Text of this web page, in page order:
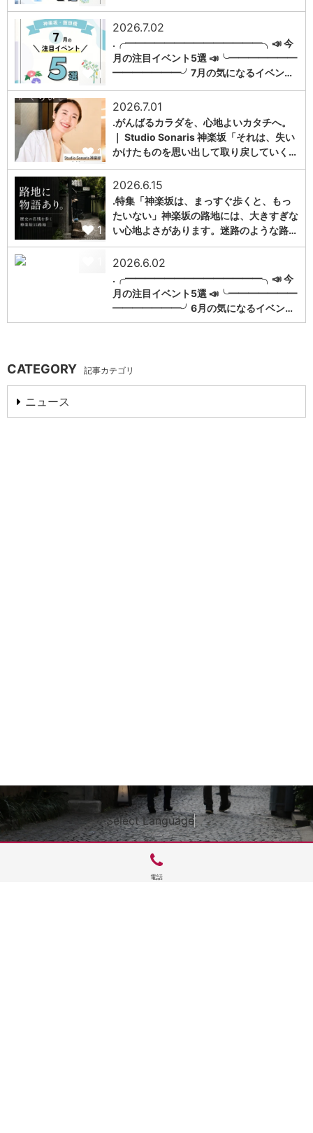
1
2026.7.02
.╭━━━━━━━━━━━━━━╮📣 今
月の注目イベント5選 📣╰━━━━━━━
━━━━━━━╯7月の気になるイベン…
1
2026.7.01
.がんばるカラダを、心地よいカタチへ。
｜ Studio Sonaris 神楽坂「それは、失い
かけたものを思い出して取り戻していく…
1
2026.6.15
.特集「神楽坂は、まっすぐ歩くと、もっ
たいない」神楽坂の路地には、大きすぎな
い心地よさがあります。迷路のような路…
2026.6.02
.╭━━━━━━━━━━━━━━╮📣 今
月の注目イベント5選 📣╰━━━━━━━
━━━━━━━╯6月の気になるイベン…
CATEGORY 記事カテゴリ
ニュース
Select Language▼
電話